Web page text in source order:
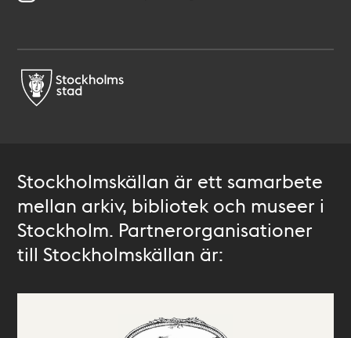
Stockholmskällan är ett samarbete
mellan arkiv, bibliotek och museer i
Stockholm. Partnerorganisationer
till Stockholmskällan är: